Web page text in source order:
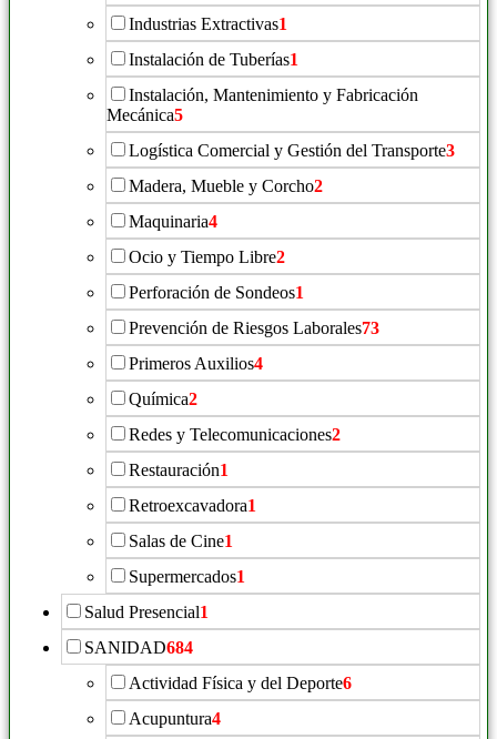
Industrias Extractivas1
Instalación de Tuberías1
Instalación, Mantenimiento y Fabricación
Mecánica5
Logística Comercial y Gestión del Transporte3
Madera, Mueble y Corcho2
Maquinaria4
Ocio y Tiempo Libre2
Perforación de Sondeos1
Prevención de Riesgos Laborales73
Primeros Auxilios4
Química2
Redes y Telecomunicaciones2
Restauración1
Retroexcavadora1
Salas de Cine1
Supermercados1
Salud Presencial1
SANIDAD684
Actividad Física y del Deporte6
Acupuntura4